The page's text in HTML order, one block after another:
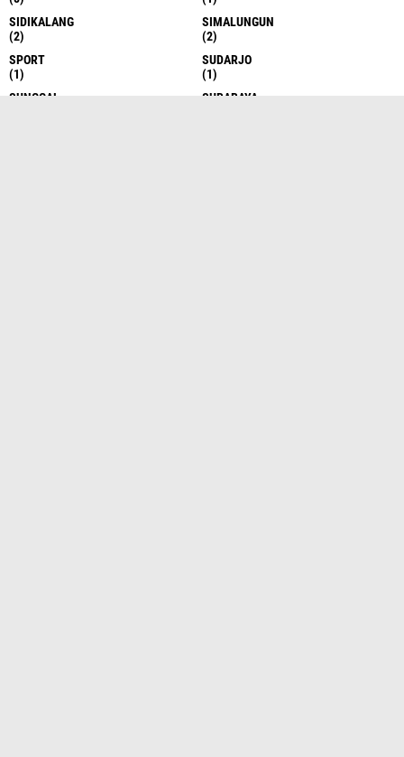
SIDIKALANG
(2)
SIMALUNGUN
(2)
SPORT
(1)
SUDARJO
(1)
SUNGGAL
SURABAYA